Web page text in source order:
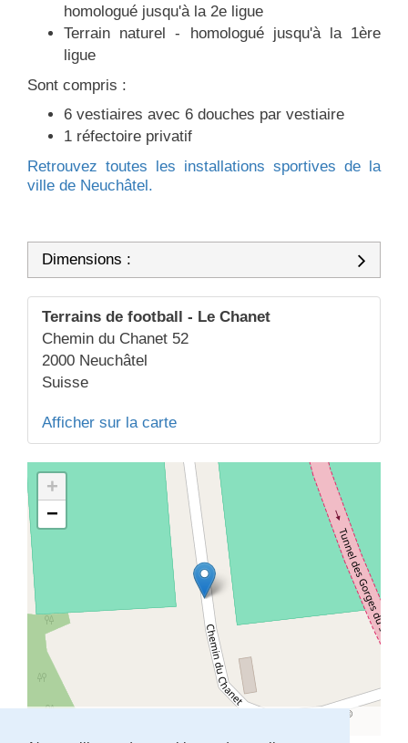
homologué jusqu'à la 2e ligue
Terrain naturel - homologué jusqu'à la 1ère
ligue
Sont compris :
6 vestiaires avec 6 douches par vestiaire
1 réfectoire privatif
Retrouvez toutes les installations sportives de la
ville de Neuchâtel.
Dimensions :
Terrains de football - Le Chanet
Chemin du Chanet 52
2000 Neuchâtel
Suisse
Afficher sur la carte
+
−
, Imagery ©